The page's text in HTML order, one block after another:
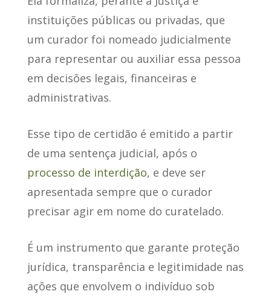
instituições públicas ou privadas, que
um curador foi nomeado judicialmente
para representar ou auxiliar essa pessoa
em decisões legais, financeiras e
administrativas.
Esse tipo de certidão é emitido a partir
de uma sentença judicial, após o
processo de interdição, e deve ser
apresentada sempre que o curador
precisar agir em nome do curatelado.
É um instrumento que garante proteção
jurídica, transparência e legitimidade nas
ações que envolvem o indivíduo sob